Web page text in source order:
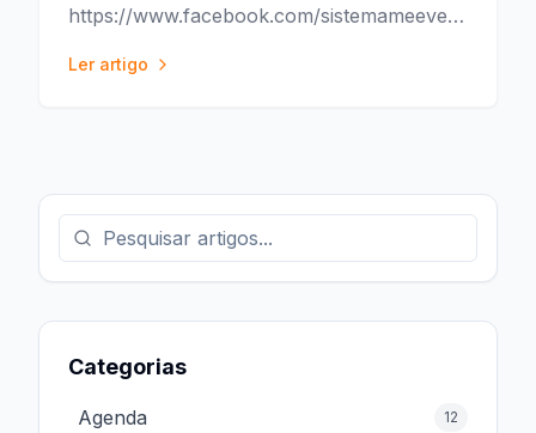
Categorias
Agenda 12
https://www.facebook.com/sistemameeventos/
Ler artigo